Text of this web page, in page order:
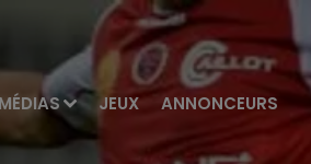
MÉDIAS JEUX ANNONCEURS